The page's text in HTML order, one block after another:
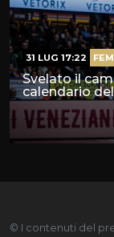
Svelato il
calendario
31 LUG 17:22
© I contenuti del